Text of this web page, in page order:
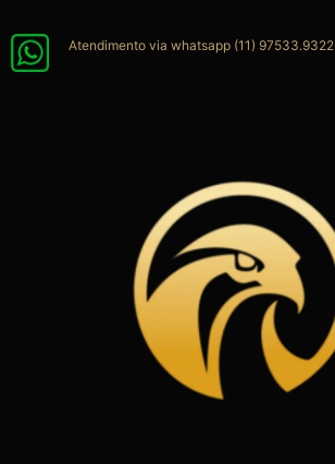
para
Atendimento via whatsapp (11) 97533.9322